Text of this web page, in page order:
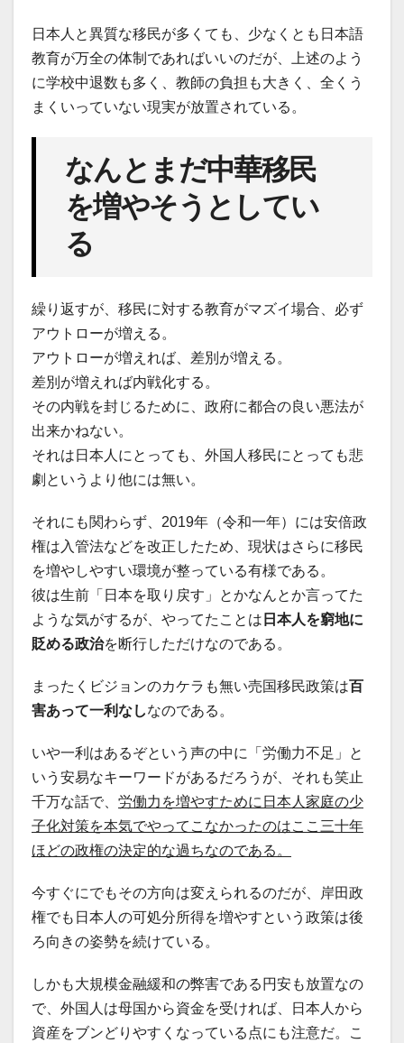
日本人と異質な移民が多くても、少なくとも日本語
教育が万全の体制であればいいのだが、上述のよう
に学校中退数も多く、教師の負担も大きく、全くう
まくいっていない現実が放置されている。
なんとまだ中華移民
を増やそうとしてい
る
繰り返すが、移民に対する教育がマズイ場合、必ず
アウトローが増える。
アウトローが増えれば、差別が増える。
差別が増えれば内戦化する。
その内戦を封じるために、政府に都合の良い悪法が
出来かねない。
それは日本人にとっても、外国人移民にとっても悲
劇というより他には無い。
それにも関わらず、2019年（令和一年）には安倍政
権は入管法などを改正したため、現状はさらに移民
を増やしやすい環境が整っている有様である。
彼は生前「日本を取り戻す」とかなんとか言ってた
ような気がするが、やってたことは 日本人を窮地に
貶める政治を断行しただけなのである。
まったくビジョンのカケラも無い売国移民政策は百
害あって一利なしなのである。
いや一利はあるぞという声の中に「労働力不足」と
いう安易なキーワードがあるだろうが、それも笑止
千万な話で、 労働力を増やすために日本人家庭の少
子化対策を本気でやってこなかったのはここ三十年
ほどの政権の決定的な過ちなのである。
今すぐにでもその方向は変えられるのだが、岸田政
権でも日本人の可処分所得を増やすという政策は後
ろ向きの姿勢を続けている。
しかも大規模金融緩和の弊害である円安も放置なの
で、外国人は母国から資金を受ければ、日本人から
資産をブンどりやすくなっている点にも注意だ。こ